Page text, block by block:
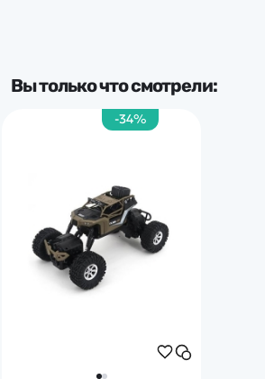
Вы только что смотрели:
-34%